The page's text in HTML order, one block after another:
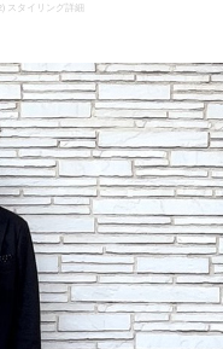
タイリング詳細